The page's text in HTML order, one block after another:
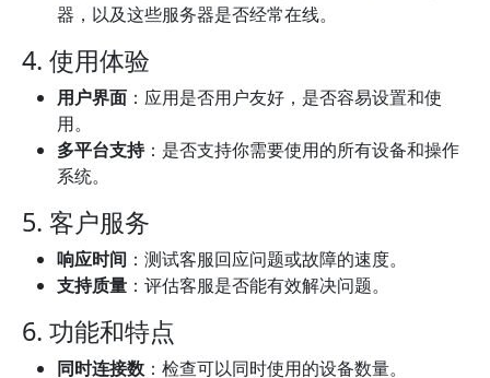
器，以及这些服务器是否经常在线。
4. 使用体验
用户界面 ：应用是否用户友好，是否容易设置和使
用。
多平台支持：是否支持你需要使用的所有设备和操作
系统。
5. 客户服务
响应时间 ：测试客服回应问题或故障的速度。
支持质量 ：评估客服是否能有效解决问题。
6. 功能和特点
同时连接数 ：检查可以同时使用的设备数量。